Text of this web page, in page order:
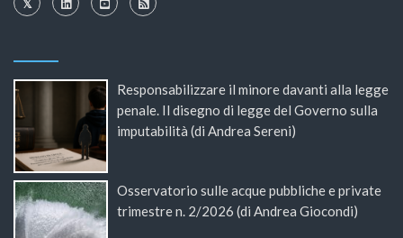
Responsabilizzare il minore davanti alla legge
penale. Il disegno di legge del Governo sulla
imputabilità (di Andrea Sereni)
Osservatorio sulle acque pubbliche e private
trimestre n. 2/2026 (di Andrea Giocondi)